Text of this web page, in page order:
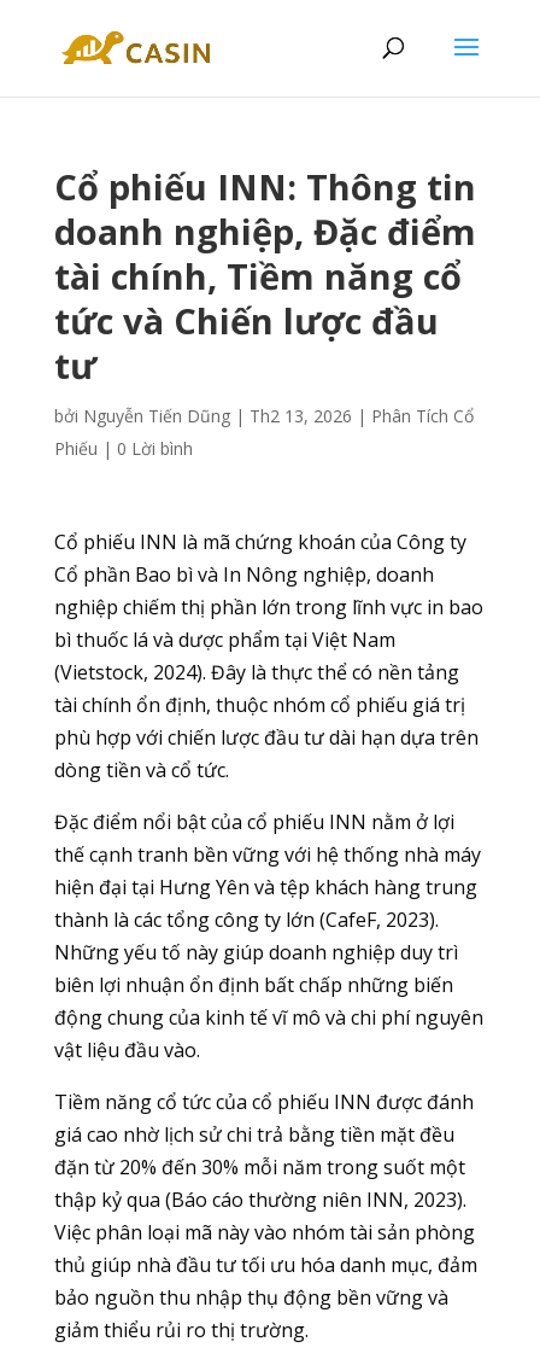
Cổ phiếu INN: Thông tin
doanh nghiệp, Đặc điểm
tài chính, Tiềm năng cổ
tức và Chiến lược đầu
tư
bởi Nguyễn Tiến Dũng| Th2 13, 2026 | Phân Tích Cổ
Phiếu | 0 Lời bình
Cổ phiếu INN là mã chứng khoán của Công ty
Cổ phần Bao bì và In Nông nghiệp, doanh
nghiệp chiếm thị phần lớn trong lĩnh vực in bao
bì thuốc lá và dược phẩm tại Việt Nam
(Vietstock, 2024). Đây là thực thể có nền tảng
tài chính ổn định, thuộc nhóm cổ phiếu giá trị
phù hợp với chiến lược đầu tư dài hạn dựa trên
dòng tiền và cổ tức.
Đặc điểm nổi bật của cổ phiếu INN nằm ở lợi
thế cạnh tranh bền vững với hệ thống nhà máy
hiện đại tại Hưng Yên và tệp khách hàng trung
thành là các tổng công ty lớn (CafeF, 2023).
Những yếu tố này giúp doanh nghiệp duy trì
biên lợi nhuận ổn định bất chấp những biến
động chung của kinh tế vĩ mô và chi phí nguyên
vật liệu đầu vào.
Tiềm năng cổ tức của cổ phiếu INN được đánh
giá cao nhờ lịch sử chi trả bằng tiền mặt đều
đặn từ 20% đến 30% mỗi năm trong suốt một
thập kỷ qua (Báo cáo thường niên INN, 2023).
Việc phân loại mã này vào nhóm tài sản phòng
thủ giúp nhà đầu tư tối ưu hóa danh mục, đảm
bảo nguồn thu nhập thụ động bền vững và
giảm thiểu rủi ro thị trường.